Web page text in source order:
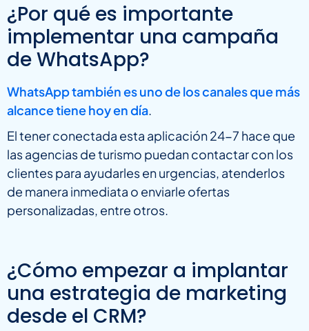
¿Por qué es importante
implementar una campaña
de WhatsApp?
WhatsApp también es uno de los canales que más
alcance tiene hoy en día.
El tener conectada esta aplicación 24-7 hace que
las agencias de turismo puedan contactar con los
clientes para ayudarles en urgencias, atenderlos
de manera inmediata o enviarle ofertas
personalizadas, entre otros.
¿Cómo empezar a implantar
una estrategia de marketing
desde el CRM?